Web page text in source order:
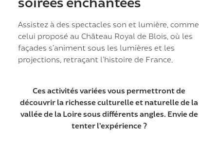
Assistez à des spectacles son et lumière, comme
celui proposé au Château Royal de Blois, où les
façades s’animent sous les lumières et les
projections, retraçant l’histoire de France.
Ces activités variées vous permettront de
découvrir la richesse culturelle et naturelle de la
vallée de la Loire sous différents angles. Envie de
tenter l’expérience ?